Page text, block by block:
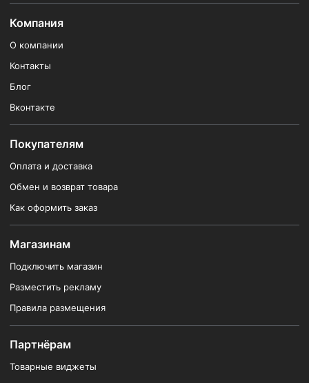
Компания
О компании
Контакты
Блог
Вконтакте
Покупателям
Оплата и доставка
Обмен и возврат товара
Как оформить заказ
Магазинам
Подключить магазин
Разместить рекламу
Правила размещения
Партнёрам
Товарные виджеты